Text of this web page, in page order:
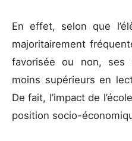
En effet, selon que
majoritairement
favorisée ou non, ses
moins supérieurs en
De fait, l’impact de
position socio-